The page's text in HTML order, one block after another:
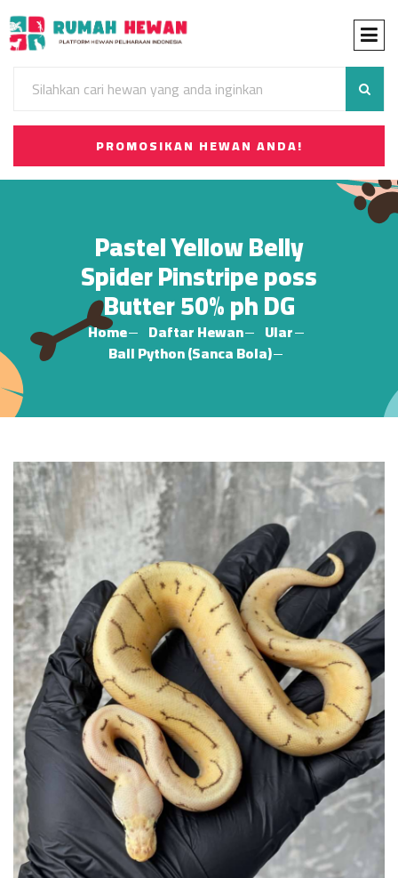
PROMOSIKAN HEWAN ANDA!
Pastel Yellow Belly
Spider Pinstripe poss
Butter 50% ph DG
Home Daftar Hewan
Ular
Ball Python (Sanca Bola)